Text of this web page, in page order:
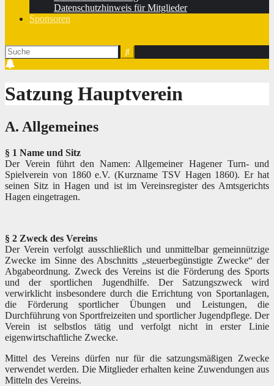
Datenschutzhinweis für Mitglieder
Sponsoren
Satzung Hauptverein
A. Allgemeines
§ 1 Name und Sitz
Der Verein führt den Namen: Allgemeiner Hagener Turn- und
Spielverein von 1860 e.V. (Kurzname TSV Hagen 1860). Er hat
seinen Sitz in Hagen und ist im Vereinsregister des Amtsgerichts
Hagen eingetragen.
§ 2 Zweck des Vereins
Der Verein verfolgt ausschließlich und unmittelbar gemeinnützige
Zwecke im Sinne des Abschnitts „steuerbegünstigte Zwecke“ der
Abgabeordnung. Zweck des Vereins ist die Förderung des Sports
und der sportlichen Jugendhilfe. Der Satzungszweck wird
verwirklicht insbesondere durch die Errichtung von Sportanlagen,
die Förderung sportlicher Übungen und Leistungen, die
Durchführung von Sportfreizeiten und sportlicher Jugendpflege. Der
Verein ist selbstlos tätig und verfolgt nicht in erster Linie
eigenwirtschaftliche Zwecke.
Mittel des Vereins dürfen nur für die satzungsmäßigen Zwecke
verwendet werden. Die Mitglieder erhalten keine Zuwendungen aus
Mitteln des Vereins.